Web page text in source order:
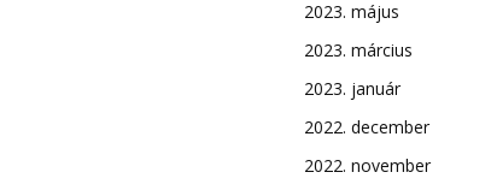
2023. május
2023. március
2023. január
2022. december
2022. november